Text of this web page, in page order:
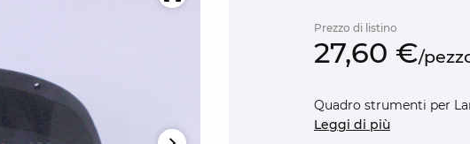
Prezzo di listino
27,60 €/
Quadro strumenti per
Leggi di più